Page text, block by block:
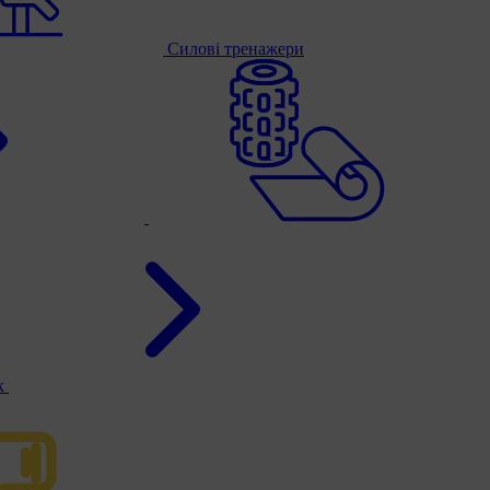
Силові тренажери